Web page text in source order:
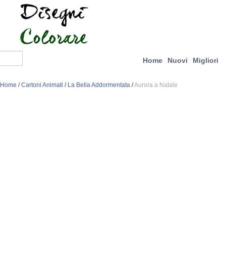
Home Nuovi Migliori
Home /Cartoni Animati / La Bella Addormentata /Aurora a Natale